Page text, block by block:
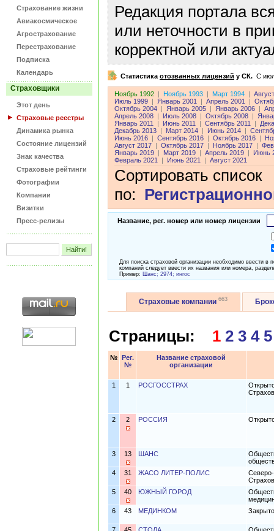
Страхование жизни
Авиакосмическое
Агрострахование
Перестрахование
Подписка
Календарь
Страховщики
Этот день
Страховые реестры
Динамика рынка
Состояние лицензий
Знак качества
Страховые рейтинги
Фотографии
Компании
Визитки
Пресс-релизы
Редакция портала
или неточности в
корректной или
Статистика отозванных лицензий у СК. C
Ноябрь 1992 Ноябрь 1993 Март 1994
Июль 1999
Январь 2001 Апрель 2001
Октябрь 2004
Январь 2005 Январь 2006
Апрель 2008
Июль 2008 Октябрь 2008
Январь 2011
Июнь 2011 Сентябрь 2011
Декабрь 2013
Март 2014 Июнь 2014
Июнь 2016
Сентябрь 2016 Октябрь 2016
Август 2017
Октябрь 2017 Ноябрь 2017
Январь 2019
Март 2019 Апрель 2019
Июнь
Февраль 2021
Июнь 2021 Август 2021
Сортировать список
по:
Название, рег. номер или номер лицензии
Для поиска страховой организации необходимо ввести
компаний следует ввести их названия или номера,
Пример: Шанс; 2974; ингос
Страховые компании 663
Страницы: 1 2 3 4 5
№
Рег.
№
Название страховой
организации
1 1 РОСГОССТРАХ
2 2 РОССИЯ
3 13 ШАНС
4
31 ЖАСО ЛИТЕР-ПОЛИС
5
40 ЮЖНЫЙ ГОРОД
6
43 МЕДИНКОМ